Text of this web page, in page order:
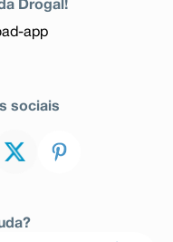
Drogal!
sociais